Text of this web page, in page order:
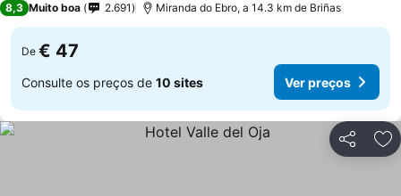
8,3 Muito boa 2.691 Miranda do Ebro, a 14.3 km de Briñas
De € 47
Consulte os preços de 10 sites Ver preços
Partilhar